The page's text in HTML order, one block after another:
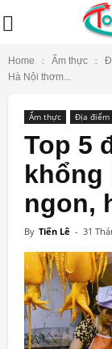
Home Ẩm thực
Hà Nội thơm...
Ẩm thực Địa điểm
Top 5
khổng
ngon,
By Tiến Lê - 31